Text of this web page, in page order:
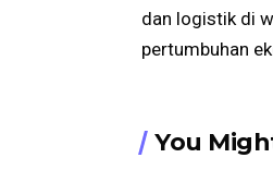
dan logistik di
pertumbuhan
You